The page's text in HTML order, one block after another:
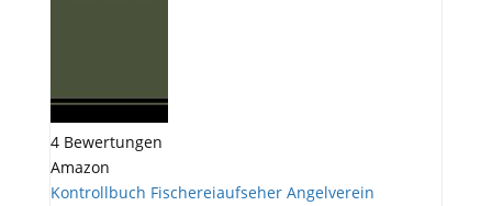
4 Bewertungen
Amazon
Kontrollbuch Fischereiaufseher Angelverein